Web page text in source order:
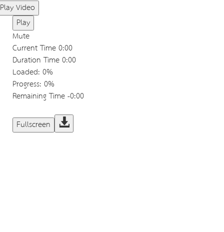
Play Video
Play
Mute
Current Time0:00
Duration Time0:00
Loaded: 0%
Progress: 0%
Remaining Time-0:00
Fullscreen